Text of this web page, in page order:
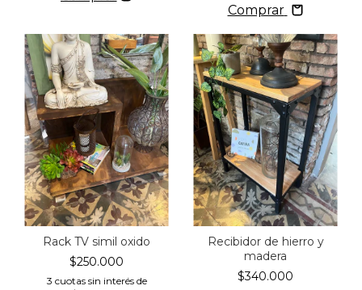
Comprar
Rack TV simil oxido
$250.000
3 cuotas sin interés de
Recibidor de hierro y
madera
$340.000